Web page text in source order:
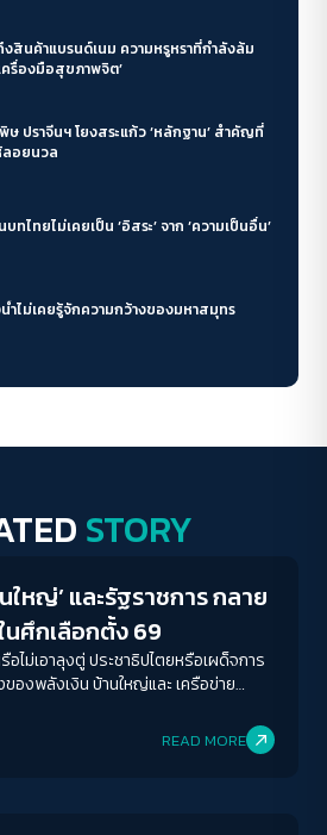
รนด์เนม ความหรูหราที่กำลังล้ม
ครื่องมือสุขภาพจิต’
ษ ปราจีนฯ โยงสระแก้ว ‘หลักฐาน’ สำคัญที่
อยนวล
ทไทยไม่เคยเป็น ‘อิสระ’ จาก ‘ความเป็นอื่น’
ำไม่เคยรู้จักความกว้างของมหาสมุทร
STORY
ใหญ่’ และรัฐราชการ กลาย
ศึกเลือกตั้ง 69
อไม่เอาลุงตู่ ประชาธิปไตยหรือเผด็จการ
องพลังเงิน บ้านใหญ่และ เครือข่าย
READ MORE